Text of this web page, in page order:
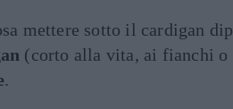
mettere sotto il cardigan
(corto alla vita, ai fianchi o
.